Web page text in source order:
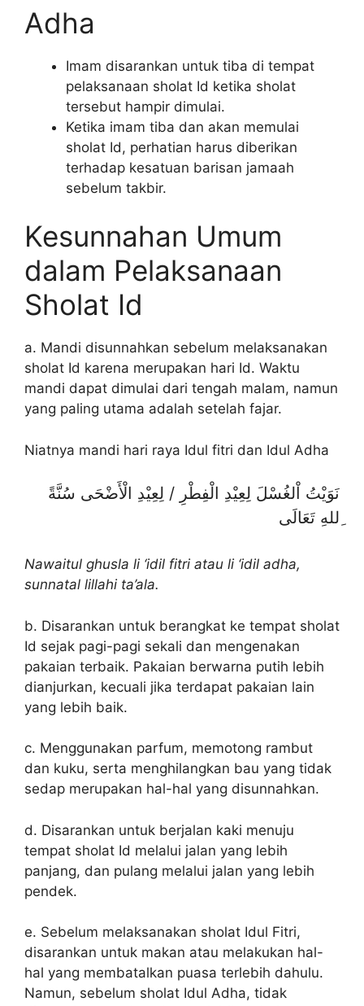
Adha
Imam disarankan untuk tiba di tempat
pelaksanaan sholat Id ketika sholat
tersebut hampir dimulai.
Ketika imam tiba dan akan memulai
sholat Id, perhatian harus diberikan
terhadap kesatuan barisan jamaah
sebelum takbir.
Kesunnahan Umum
dalam Pelaksanaan
Sholat Id
a. Mandi disunnahkan sebelum melaksanakan
sholat Id karena merupakan hari Id. Waktu
mandi dapat dimulai dari tengah malam, namun
yang paling utama adalah setelah fajar.
Niatnya mandi hari raya Idul fitri dan Idul Adha
نَوَيْتُ اْلغُسْلَ لِعِيْدِ الْفِطْرِ / لِعِيْدِ الْأَضْحَى سُنَّةً
ِللهِ تَعَالَى
Nawaitul ghusla li ‘idil fitri atau li ‘idil adha,
sunnatal lillahi ta’ala.
b. Disarankan untuk berangkat ke tempat sholat
Id sejak pagi-pagi sekali dan mengenakan
pakaian terbaik. Pakaian berwarna putih lebih
dianjurkan, kecuali jika terdapat pakaian lain
yang lebih baik.
c. Menggunakan parfum, memotong rambut
dan kuku, serta menghilangkan bau yang tidak
sedap merupakan hal-hal yang disunnahkan.
d. Disarankan untuk berjalan kaki menuju
tempat sholat Id melalui jalan yang lebih
panjang, dan pulang melalui jalan yang lebih
pendek.
e. Sebelum melaksanakan sholat Idul Fitri,
disarankan untuk makan atau melakukan hal-
hal yang membatalkan puasa terlebih dahulu.
Namun, sebelum sholat Idul Adha, tidak